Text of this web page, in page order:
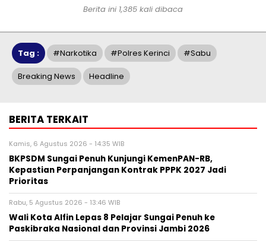
Berita ini 1,385 kali dibaca
Tag : #narkotika #polres Kerinci #sabu
Breaking News Headline
BERITA TERKAIT
Kamis, 6 Agustus 2026 - 14:35 WIB
BKPSDM Sungai Penuh Kunjungi KemenPAN-RB,
Kepastian Perpanjangan Kontrak PPPK 2027 Jadi
Prioritas
Rabu, 5 Agustus 2026 - 13:46 WIB
Wali Kota Alfin Lepas 8 Pelajar Sungai Penuh ke
Paskibraka Nasional dan Provinsi Jambi 2026